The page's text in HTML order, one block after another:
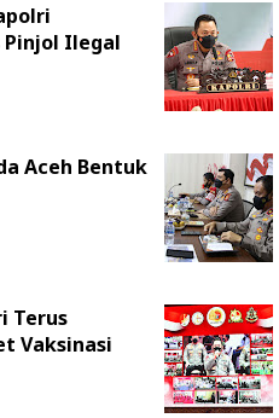
Pinjol Ilegal
Aceh Bentuk
Terus
Vaksinasi